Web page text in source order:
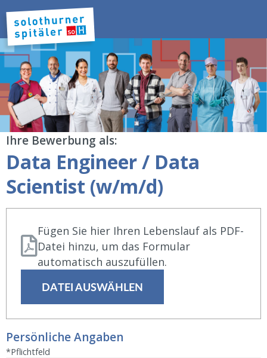
Ihre Bewerbung als:
Data Engineer / Data
Scientist (w/m/d)
Fügen Sie hier Ihren Lebenslauf als PDF-
Datei hinzu, um das Formular
automatisch auszufüllen.
DATEI AUSWÄHLEN
Persönliche Angaben
*Pflichtfeld